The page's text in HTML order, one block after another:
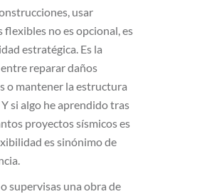
usar
no es opcional, es
estratégica. Es la
reparar daños
o mantener la estructura
si algo he aprendido tras
proyectos sísmicos es
es sinónimo de
supervisas una obra de